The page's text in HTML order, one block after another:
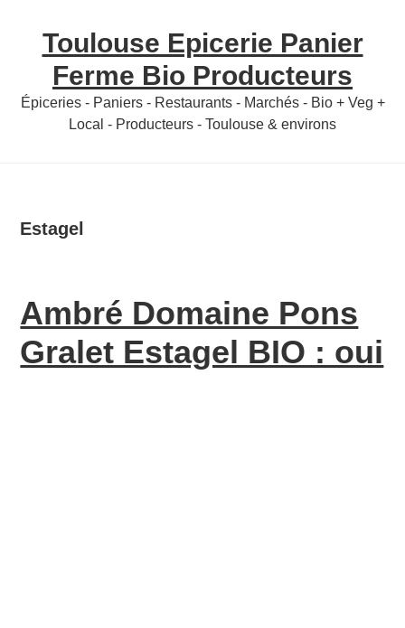
sidebar
Toulouse Epicerie Panier
Ferme Bio Producteurs
Épiceries - Paniers - Restaurants - Marchés - Bio + Veg +
Local - Producteurs - Toulouse & environs
Estagel
Ambré Domaine Pons
Gralet Estagel BIO : oui